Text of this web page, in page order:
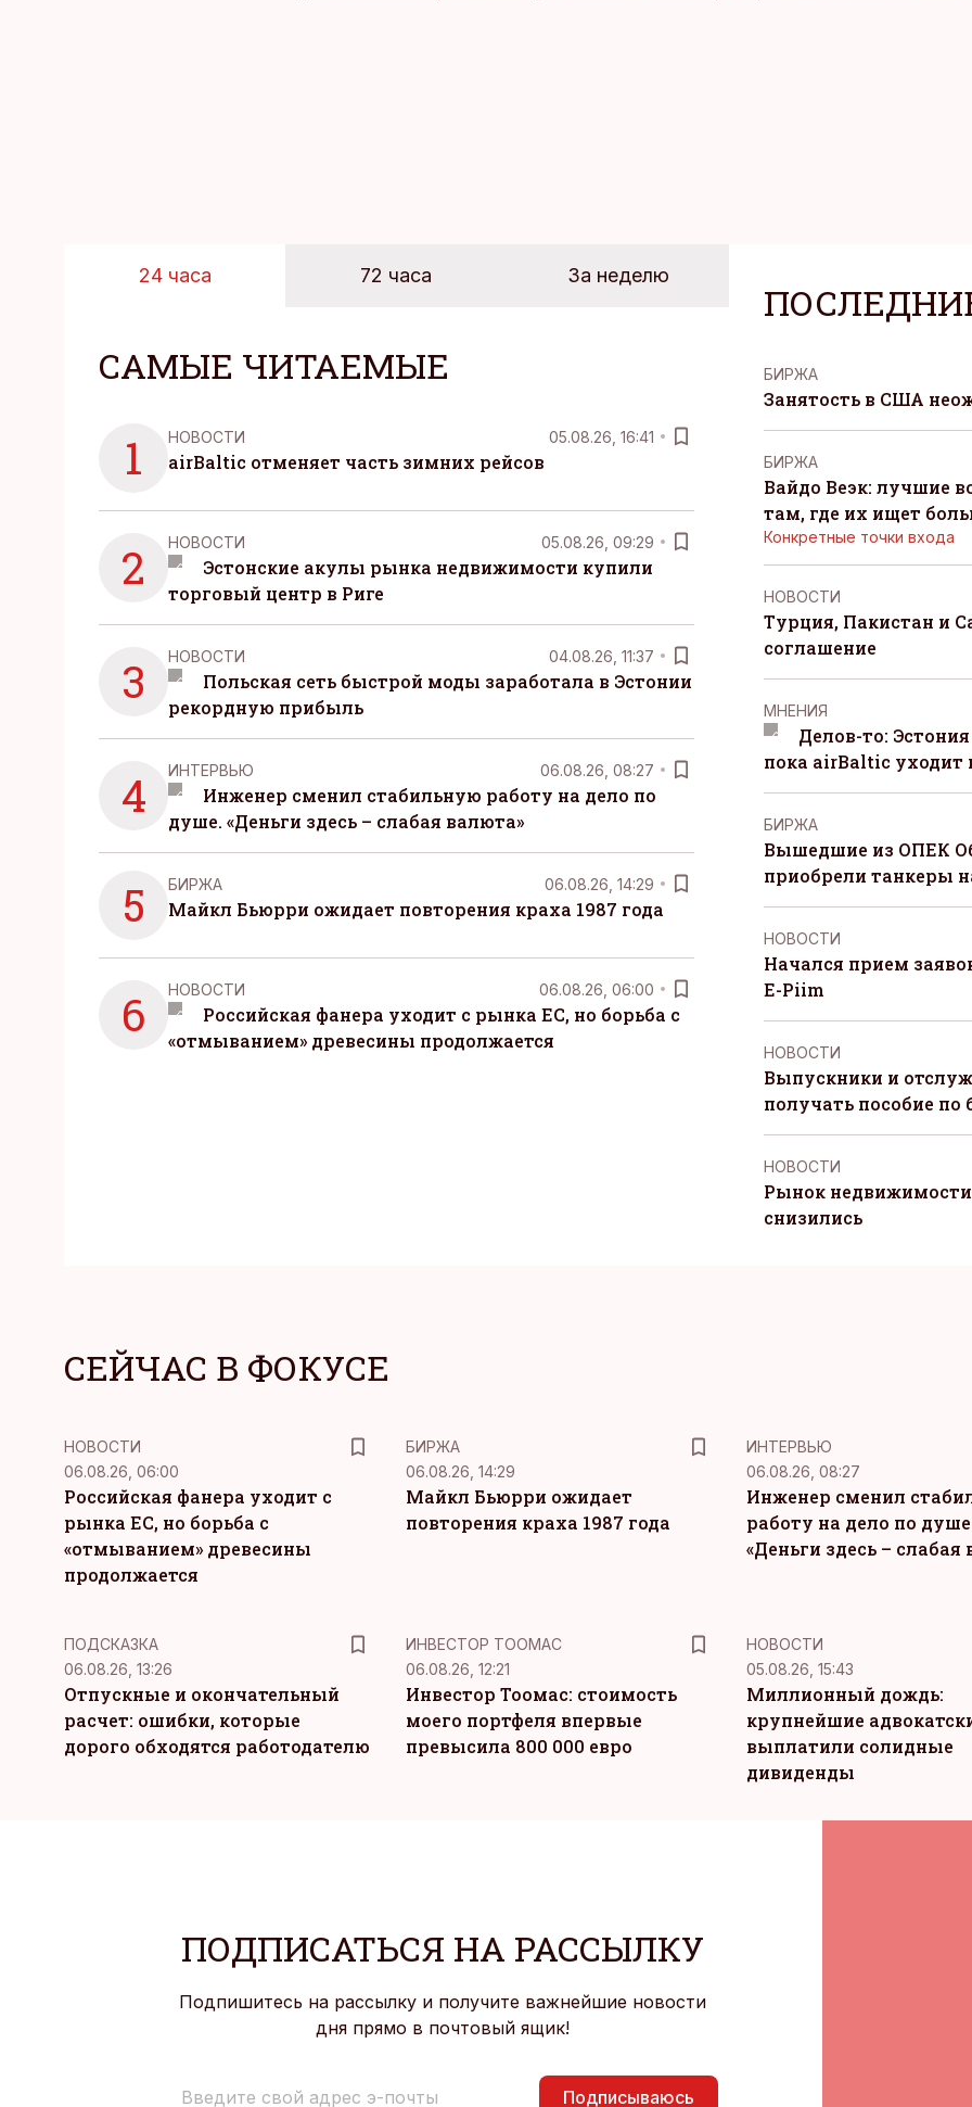
24 часа 72 часа За неделю
САМЫЕ ЧИТАЕМЫЕ
1 НОВОСТИ 05.08.26, 16:41
airBaltic отменяет часть зимних рейсов
2 НОВОСТИ 05.08.26, 09:29
Эстонские акулы рынка недвижимости купили
торговый центр в Риге
3 НОВОСТИ 04.08.26, 11:37
Польская сеть быстрой моды заработала в Эстонии
рекордную прибыль
4 ИНТЕРВЬЮ 06.08.26, 08:27
Инженер сменил стабильную работу на дело по
душе. «Деньги здесь – слабая валюта»
5 БИРЖА 06.08.26, 14:29
Майкл Бьюрри ожидает повторения краха 1987 года
6 НОВОСТИ 06.08.26, 06:00
Российская фанера уходит с рынка ЕС, но борьба с
«отмыванием» древесины продолжается
БИРЖА
Занятость в США
БИРЖА
Вайдо Веэк: лучшие
там, где их ищет
Конкретные точки входа
НОВОСТИ
Турция, Пакистан и
соглашение
MНЕНИЯ
Делов-то:
пока airBaltic уходит
БИРЖА
Вышедшие из ОПЕК
приобрели танкеры
НОВОСТИ
Начался прием
E-Piim
НОВОСТИ
Выпускники и
получать пособие по
НОВОСТИ
Рынок
снизились
СЕЙЧАС В ФОКУСЕ
НОВОСТИ
06.08.26, 06:00
Российская фанера уходит с
рынка ЕС, но борьба с
«отмыванием» древесины
продолжается
БИРЖА
06.08.26, 14:29
Майкл Бьюрри ожидает
повторения краха 1987 года
ИНТЕРВЬЮ
06.08.26, 08:27
Инженер сменил
работу на дело по
«Деньги здесь – слабая
ПОДСКАЗКА
06.08.26, 13:26
Отпускные и окончательный
расчет: ошибки, которые
дорого обходятся работодателю
ИНВЕСТОР ТООМАС
06.08.26, 12:21
Инвестор Тоомас: стоимость
моего портфеля впервые
превысила 800 000 евро
НОВОСТИ
05.08.26, 15:43
Миллионный дождь:
крупнейшие
выплатили солидные
дивиденды
ПОДПИСАТЬСЯ НА РАССЫЛКУ
Подпишитесь на рассылку и получите важнейшие новости
дня прямо в почтовый ящик!
Подписываюсь